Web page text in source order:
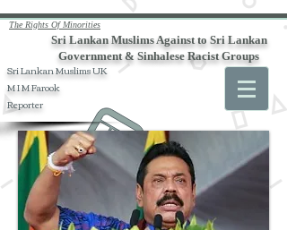
Sri Lankan Muslims UK
M I M Farook
Reporter
Sri Lankan Muslims Against to Sri Lankan
Government & Sinhalese Racist Groups
The Rights Of Minorities